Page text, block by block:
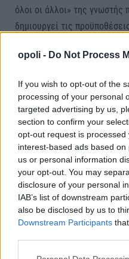
opoli - Do Not Process
If you wish to opt-out of the
processing of your personal
targeted advertising by us,
section to confirm your
opt-out request is
interest-based ads based
us or personal information
your opt-out. You may
disclosure of your personal
IAB’s list of downstream
also be disclosed by us to
Downstream Participants
όλοι οι άλλοι» της γνωστής
δημιουργεί τις
ανατροφής φανατικών και
χειριστικά πρόσωπα που
υπακοής (!!!) στους άλλους
κινούνται συνήθως έχοντας
αυτοπροβολής και
υπονομεύοντας Κανόνες,
τόσο ως προς το μεγάλο
όπως διδάσκει και βιώνει η
σταθερότητα και τη συνοχή
Δημοκρατικού
που στις μέρες μας